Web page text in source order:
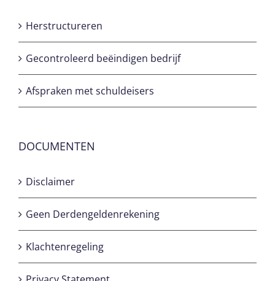
Herstructureren
Gecontroleerd beëindigen bedrijf
Afspraken met schuldeisers
DOCUMENTEN
Disclaimer
Geen Derdengeldenrekening
Klachtenregeling